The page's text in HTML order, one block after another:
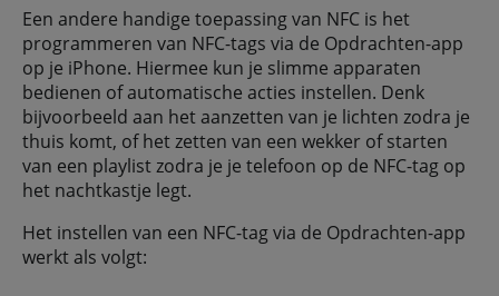
Een andere handige toepassing van NFC is het
programmeren van NFC-tags via de Opdrachten-app
op je iPhone. Hiermee kun je slimme apparaten
bedienen of automatische acties instellen. Denk
bijvoorbeeld aan het aanzetten van je lichten zodra je
thuis komt, of het zetten van een wekker of starten
van een playlist zodra je je telefoon op de NFC-tag op
het nachtkastje legt.
Het instellen van een NFC-tag via de Opdrachten-app
werkt als volgt: